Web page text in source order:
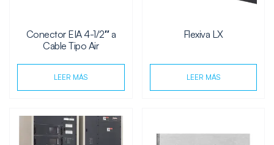
Conector EIA 4-1/2″ a
Cable Tipo Air
LEER MÁS
Flexiva LX
LEER MÁS